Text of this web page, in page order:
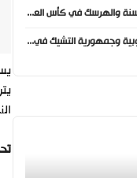
موعد مباراة كندا والبوسنة والهرسك في كأس العالم 2026 والقنوات الناقلة
موعد مباراة كوريا الجنوبية وجمهورية التشيك في كأس العالم 2026 والقنوات الناقلة